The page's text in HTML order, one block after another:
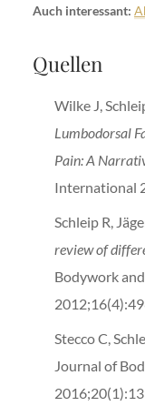
Auch interessant:
Quellen
Wilke J,
Lumbodorsal
Pain: A
International
Schleip R,
review of
Bodywork
Stecco C,
Journal of